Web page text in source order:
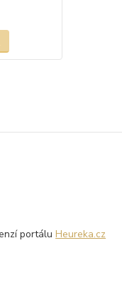
portáluHeureka.cz